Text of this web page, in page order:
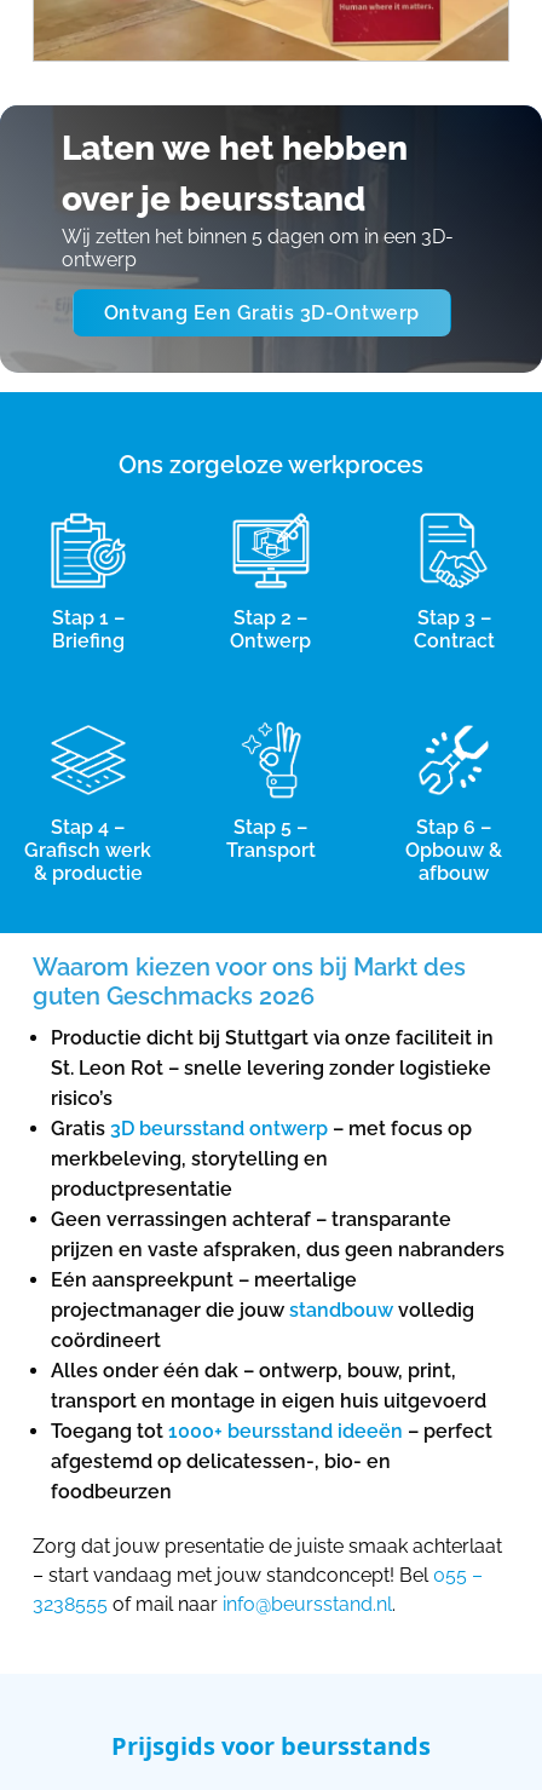
Laten we het hebben
over je beursstand
Wij zetten het binnen 5 dagen om in een 3D-
ontwerp
Ontvang Een Gratis 3D-Ontwerp
Ons zorgeloze werkproces
Stap 1 –
Briefing
Stap 2 –
Ontwerp
Stap 3 –
Contract
Stap 4 –
Grafisch werk
& productie
Stap 5 –
Transport
Stap 6 –
Opbouw &
afbouw
Waarom kiezen voor ons bij Markt des
guten Geschmacks 2026
Productie dicht bij Stuttgart via onze faciliteit in
St. Leon Rot – snelle levering zonder logistieke
risico’s
Gratis 3D beursstand ontwerp – met focus op
merkbeleving, storytelling en
productpresentatie
Geen verrassingen achteraf – transparante
prijzen en vaste afspraken, dus geen nabranders
Eén aanspreekpunt – meertalige
projectmanager die jouw standbouw volledig
coördineert
Alles onder één dak – ontwerp, bouw, print,
transport en montage in eigen huis uitgevoerd
Toegang tot 1000+ beursstand ideeën – perfect
afgestemd op delicatessen-, bio- en
foodbeurzen
Zorg dat jouw presentatie de juiste smaak achterlaat
– start vandaag met jouw standconcept! Bel055 –
3238555 of mail naar info@beursstand.nl.
Prijsgids voor beursstands